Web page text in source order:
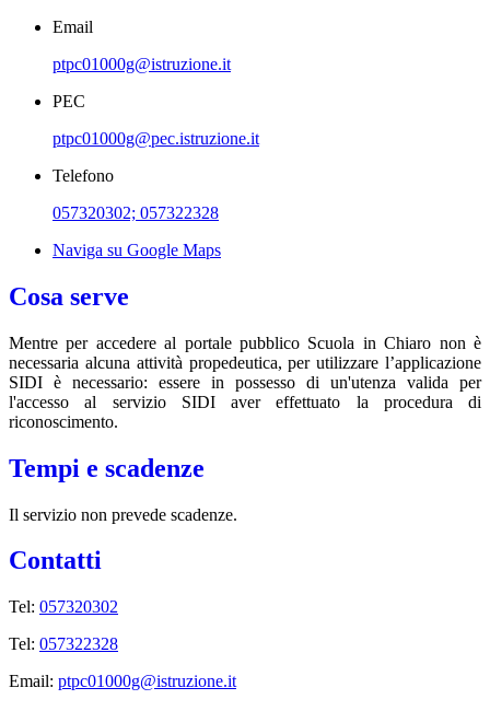
Email
ptpc01000g@istruzione.it
PEC
ptpc01000g@pec.istruzione.it
Telefono
057320302; 057322328
Naviga su Google Maps
Cosa serve
Mentre per accedere al portale pubblico Scuola in Chiaro non è
necessaria alcuna attività propedeutica, per utilizzare l’applicazione
SIDI è necessario: essere in possesso di un'utenza valida per
l'accesso al servizio SIDI aver effettuato la procedura di
riconoscimento.
Tempi e scadenze
Il servizio non prevede scadenze.
Contatti
Tel: 057320302
Tel: 057322328
Email: ptpc01000g@istruzione.it